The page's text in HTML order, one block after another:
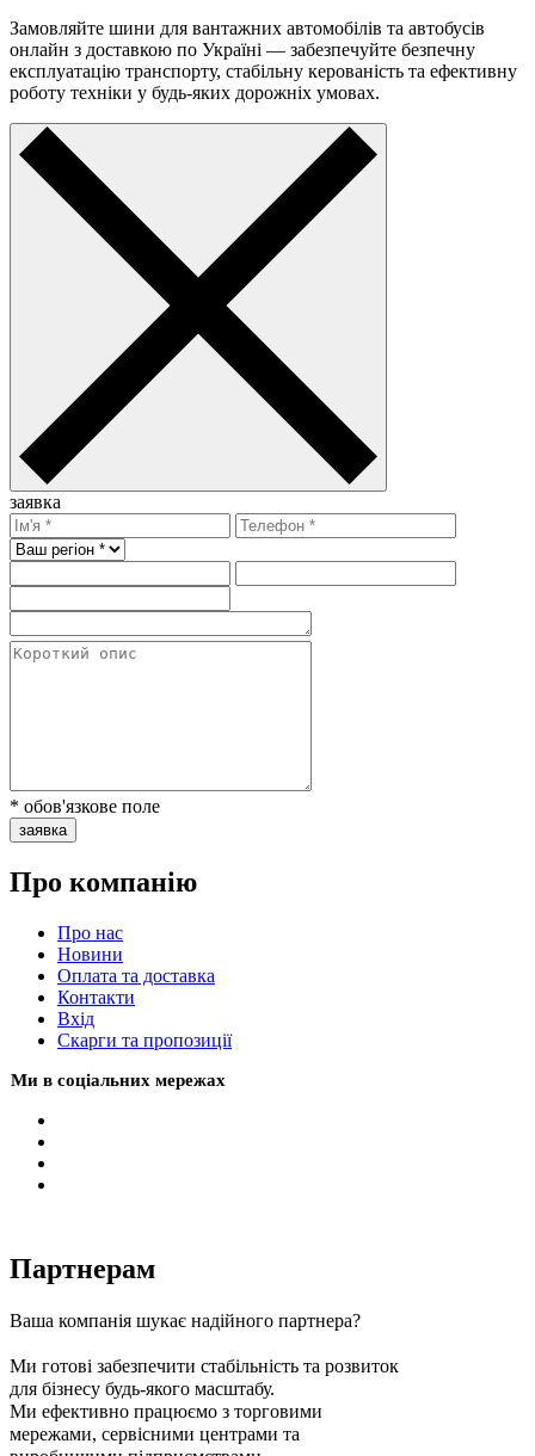
Замовляйте шини для вантажних автомобілів та автобусів
онлайн з доставкою по Україні — забезпечуйте безпечну
експлуатацію транспорту, стабільну керованість та ефективну
роботу техніки у будь-яких дорожніх умовах.
заявка
* обов'язкове поле
заявка
Про компанію
Про нас
Новини
Оплата та доставка
Контакти
Вхiд
Скарги та пропозиції
Ми в соціальних мережах
Партнерам
Ваша компанія шукає надійного партнера?
Ми готові забезпечити стабільність та розвиток
для бізнесу будь-якого масштабу.
Ми ефективно працюємо з торговими
мережами, сервісними центрами та